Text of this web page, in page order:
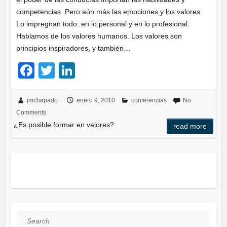
competencias. Pero aún más las emociones y los valores.
Lo impregnan todo: en lo personal y en lo profesional.
Hablamos de los valores humanos. Los valores son
principios inspiradores, y también…
F
c
e
b
k
T
tt
er
k
e
dI
jmchapado enero 9, 2010 conferencias
No
Comments
¿Es posible formar en valores? read more
Search